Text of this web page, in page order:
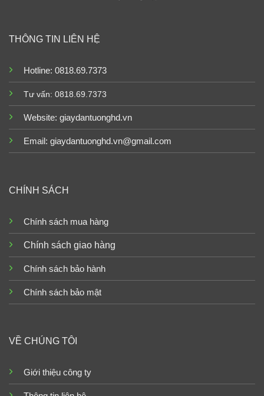
THÔNG TIN LIÊN HỆ
Hotline: 0818.69.7373
Tư vấn: 0818.69.7373
Website: giaydantuonghd.vn
Email: giaydantuonghd.vn@gmail.com
CHÍNH SÁCH
Chính sách mua hàng
Chính sách giao hàng
Chính sách bảo hành
Chính sách bảo mật
VỀ CHÚNG TÔI
Giới thiệu công ty